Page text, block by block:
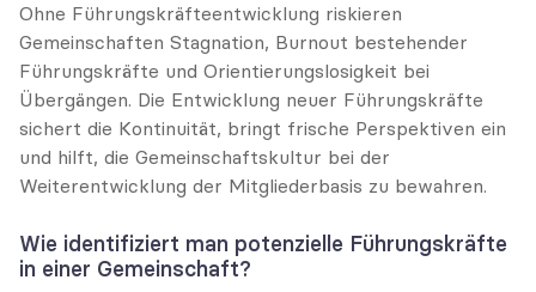
Ohne Führungskräfteentwicklung riskieren
Gemeinschaften Stagnation, Burnout bestehender
Führungskräfte und Orientierungslosigkeit bei
Übergängen. Die Entwicklung neuer Führungskräfte
sichert die Kontinuität, bringt frische Perspektiven ein
und hilft, die Gemeinschaftskultur bei der
Weiterentwicklung der Mitgliederbasis zu bewahren.
Wie identifiziert man potenzielle Führungskräfte
in einer Gemeinschaft?